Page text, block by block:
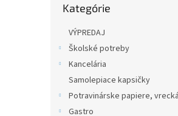
kategórie
Kategórie
VÝPREDAJ
Školské potreby
Kancelária
Samolepiace kapsičky
Potravinárske papiere,
Gastro